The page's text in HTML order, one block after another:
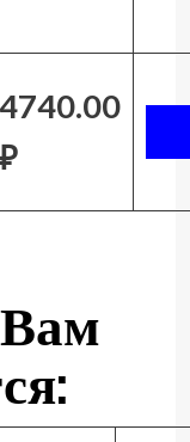
4740.00
₽